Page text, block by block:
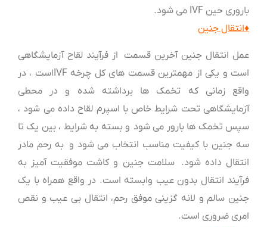
باروری حین IVF می شود.
♦انتقال جنین
عمل انتقال جنین آخرین قسمت از فرآیند لقاح آزمایشگاهی
است و یکی از مهمترین قسمت های کل چرخه IVFاست ، در
واقع زمانی که تخمک ها برداشته شده و در محطی
آزمایشگاهی تحت شرایط خاص با اسپرم لقاح داده می شود ،
سپس تخمک ها بارور می شود و بسته به شرایط ، بین یک تا
سه جنین با کیفیت مناسب انتخاب می شود و به رحم مادر
انتقال داده شود. سلامت جنین و کاشت موفقیت آمیز به
فرآیند انتقال بدون عیب وابسته است. در واقع همراه با یک
جنین سالم و لانه گزینی موفق رحم، انتقال بی عیب و نقص
امری ضروری است.